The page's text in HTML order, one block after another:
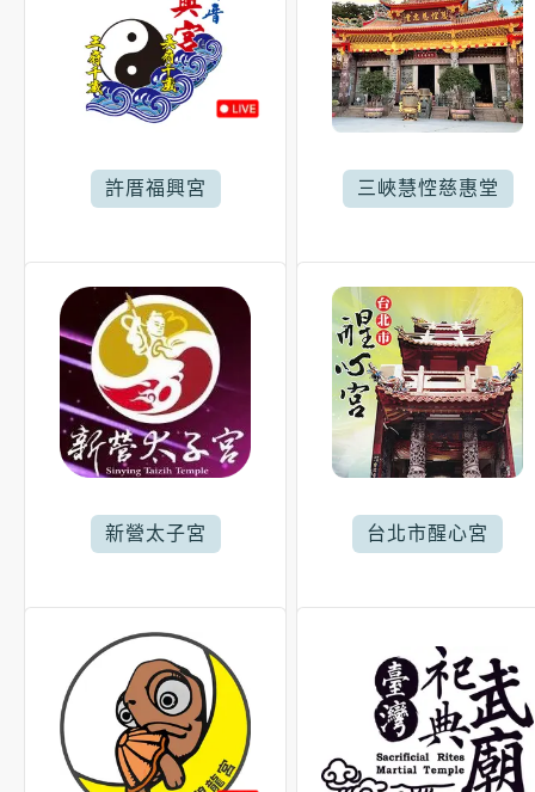
許厝福興宮 三峽慧悾慈惠堂
新營太子宮 台北市醒心宮